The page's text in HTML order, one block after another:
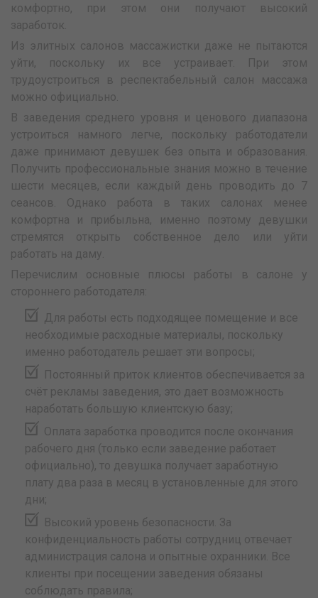
комфортно, при этом они получают высокий
заработок.
Из элитных салонов массажистки даже не пытаются
уйти, поскольку их все устраивает. При этом
трудоустроиться в респектабельный салон массажа
можно официально.
В заведения среднего уровня и ценового диапазона
устроиться намного легче, поскольку работодатели
даже принимают девушек без опыта и образования.
Получить профессиональные знания можно в течение
шести месяцев, если каждый день проводить до 7
сеансов. Однако работа в таких салонах менее
комфортна и прибыльна, именно поэтому девушки
стремятся открыть собственное дело или уйти
работать на даму.
Перечислим основные плюсы работы в салоне у
стороннего работодателя:
Для работы есть подходящее помещение и все
необходимые расходные материалы, поскольку
именно работодатель решает эти вопросы;
Постоянный приток клиентов обеспечивается за
счёт рекламы заведения, это дает возможность
наработать большую клиентскую базу;
Оплата заработка проводится после окончания
рабочего дня (только если заведение работает
официально), то девушка получает заработную
плату два раза в месяц в установленные для этого
дни;
Высокий уровень безопасности. За
конфиденциальность работы сотрудниц отвечает
администрация салона и опытные охранники. Все
клиенты при посещении заведения обязаны
соблюдать правила;